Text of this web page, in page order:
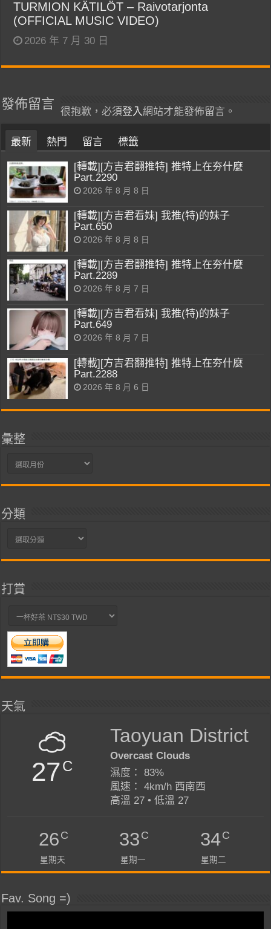
TURMION KÄTILÖT – Raivotarjonta
(OFFICIAL MUSIC VIDEO)
2026 年 7 月 30 日
發佈留言
很抱歉，必須登入網站才能發佈留言。
最新 熱門 留言 標籤
[轉載][方吉君翻推特] 推特上在夯什麼
Part.2290
2026 年 8 月 8 日
[轉載][方吉君看妹] 我推(特)的妹子
Part.650
2026 年 8 月 8 日
[轉載][方吉君翻推特] 推特上在夯什麼
Part.2289
2026 年 8 月 7 日
[轉載][方吉君看妹] 我推(特)的妹子
Part.649
2026 年 8 月 7 日
[轉載][方吉君翻推特] 推特上在夯什麼
Part.2288
2026 年 8 月 6 日
彙整
彙
分類
分
打賞
天氣
27C
Taoyuan District
Overcast Clouds
濕度： 83%
風速： 4km/h 西南西
高溫 27 • 低溫 27
26C
星期天
33C
星期一
34C
星期二
Fav. Song =)